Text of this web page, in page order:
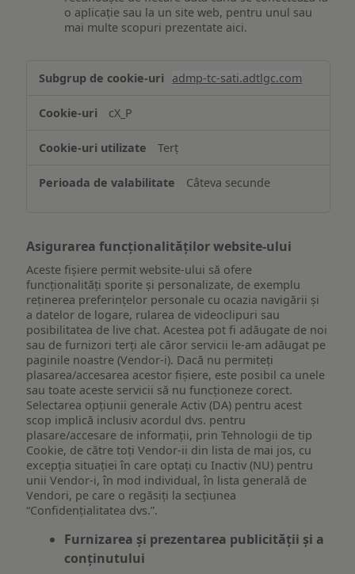
o aplicație sau la un site web, pentru unul sau
mai multe scopuri prezentate aici.
și/sau
informațiilor
pe
dispozitiv
admp-tc-sati.adtlgc.com
cX_P
Terț
Câteva secunde
Asigurarea funcționalităților website-ului
Aceste fișiere permit website-ului să ofere
funcționalități sporite și personalizate, de exemplu
reţinerea preferinţelor personale cu ocazia navigării și
a datelor de logare, rularea de videoclipuri sau
posibilitatea de live chat. Acestea pot fi adăugate de noi
sau de furnizori terți ale căror servicii le-am adăugat pe
paginile noastre (Vendor-i). Dacă nu permiteți
plasarea/accesarea acestor fișiere, este posibil ca unele
sau toate aceste servicii să nu funcționeze corect.
Selectarea opțiunii generale Activ (DA) pentru acest
scop implică inclusiv acordul dvs. pentru
plasare/accesare de informații, prin Tehnologii de tip
Cookie, de către toți Vendor-ii din lista de mai jos, cu
excepția situației în care optați cu Inactiv (NU) pentru
unii Vendor-i, în mod individual, în lista generală de
Vendori, pe care o regăsiți la secțiunea
“Confidențialitatea dvs.”.
Furnizarea și prezentarea publicității și a
conținutului